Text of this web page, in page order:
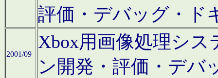
評価・デバッグ・ド
2001/09
Xbox用画像処理シ
ン開発・評価・デバ